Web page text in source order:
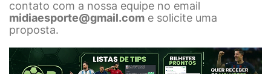
contato com a nossa equipe no email
midiaesporte@gmail.com e solicite uma
proposta.